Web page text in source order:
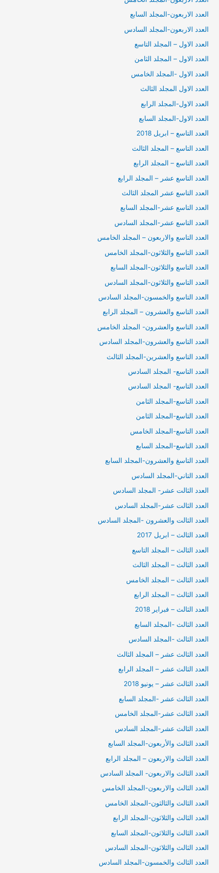
العدد الاربعون-المجلد السابع
العدد الاربعون-المجلد السادس
العدد الاول – المجلد التاسع
العدد الاول – المجلد الثامن
العدد الاول -المجلد الخامس
العدد الاول المجلد الثالث
العدد الاول-المجلد الرابع
العدد الاول-المجلد السابع
العدد التاسع – ابريل 2018
العدد التاسع – المجلد الثالث
العدد التاسع – المجلد الرابع
العدد التاسع عشر – المجلد الرابع
العدد التاسع عشر المجلد الثالث
العدد التاسع عشر-المجلد السابع
العدد التاسع عشر-المجلد السادس
العدد التاسع والاربعون – المجلد الخامس
العدد التاسع والثلاثون-المجلد الخامس
العدد التاسع والثلاثون-المجلد السابع
العدد التاسع والثلاثون-المجلد السادس
العدد التاسع والخمسون-المجلد السادس
العدد التاسع والعشرون – المجلد الرابع
العدد التاسع والعشرون- المجلد الخامس
العدد التاسع والعشرون-المجلد السادس
العدد التاسع والعشرين-المجلد الثالث
العدد التاسع- المجلد السادس
العدد التاسع- المجلد السادس
العدد التاسع-المجلد الثامن
العدد التاسع-المجلد الثامن
العدد التاسع-المجلد الخامس
العدد التاسع-المجلد السابع
العدد التاسغ والعشرون-المجلد السابع
العدد التاني-المجلد السادس
العدد الثالت عشر- المجلد السادس
العدد الثالت عشر-المجلد السادس
العدد الثالت والعشرون -المجلد السادس
العدد الثالث – ابريل 2017
العدد الثالث – المجلد التاسع
العدد الثالث – المجلد الثالث
العدد الثالث – المجلد الخامس
العدد الثالث – المجلد الرابع
العدد الثالث – فبراير 2018
العدد الثالث -المجلد السابع
العدد الثالث -المجلد السادس
العدد الثالث عشر – المجلد الثالث
العدد الثالث عشر – المجلد الرابع
العدد الثالث عشر – يونيو 2018
العدد الثالث عشر -المجلد السابع
العدد الثالث عشر-المجلد الخامس
العدد الثالث عشر-المجلد السادس
العدد الثالث والأربعون-المجلد السابع
العدد الثالث والاربعون – المجلد الرابع
العدد الثالث والاربعون- المجلد السادس
العدد الثالث والاربعون-المجلد الخامس
العدد الثالث والثالثون-المجلد الخامس
العدد الثالث والثلاثون-المجلد الرابع
العدد الثالث والثلاثون-المجلد السابع
العدد الثالث والثلاثون-المجلد السادس
العدد الثالث والخمسون-المجلد السادس